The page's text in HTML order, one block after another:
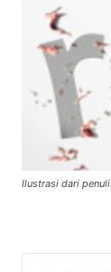
Ilustrasi dari